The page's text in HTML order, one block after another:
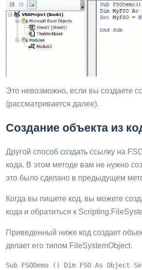
Это невозможно, если вы создаете
(рассматривается далее).
Создание объекта из
Другой способ создать ссылку на
кода. В этом методе вам не нужно
это было сделано в предыдущем
Когда вы пишете код, вы можете
кода и обратиться к
Приведенный ниже код создает
делает его типом FileSystemObject.
Sub FSODemo () Dim FSO As